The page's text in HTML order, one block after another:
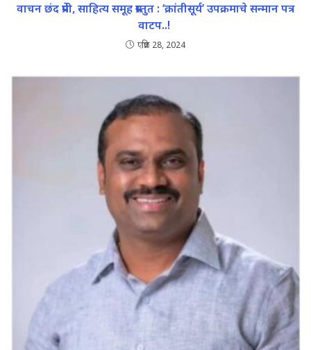
वाचन छंद प्रेमी, साहित्य समूह प्रस्तुत : ‘क्रांतीसूर्य’ उपक्रमाचे सन्मान पत्र
वाटप..!
एप्रिल 28, 2024